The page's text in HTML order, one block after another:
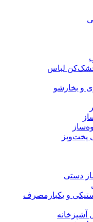
لباس
و بخارشو
پخت‌وپز
دستی
و یکبارمصرف
آشپزخانه